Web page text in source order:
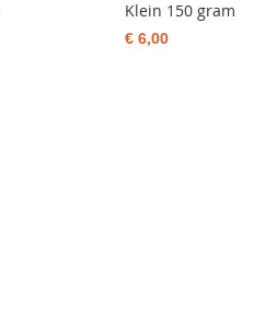
Klein 150 gram
€ 6,00